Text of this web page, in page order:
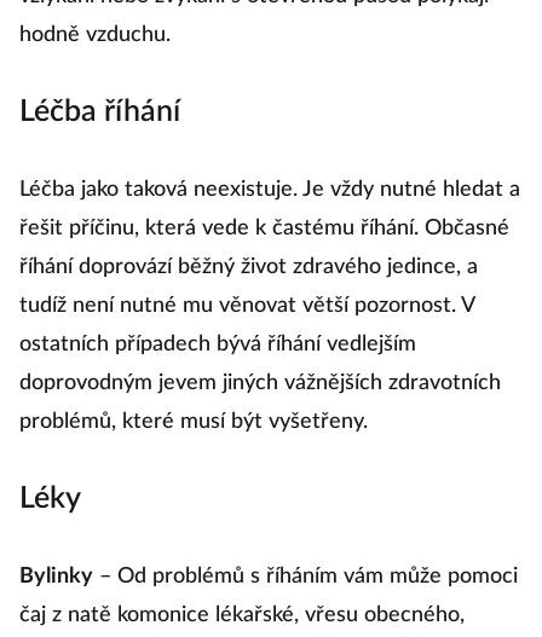
hodně vzduchu.
Léčba říhání
Léčba jako taková neexistuje. Je vždy nutné hledat a
řešit příčinu, která vede k častému říhání. Občasné
říhání doprovází běžný život zdravého jedince, a
tudíž není nutné mu věnovat větší pozornost. V
ostatních případech bývá říhání vedlejším
doprovodným jevem jiných vážnějších zdravotních
problémů, které musí být vyšetřeny.
Léky
Bylinky – Od problémů s říháním vám může pomoci
čaj z natě komonice lékařské, vřesu obecného,